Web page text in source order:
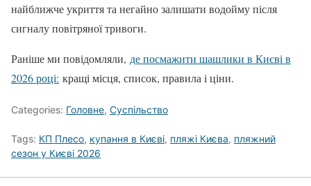
найближче укриття та негайно залишати водойму після
сигналу повітряної тривоги.
Раніше ми повідомляли, де посмажити шашлики в Києві в
2026 році: кращі місця, список, правила і ціни.
Categories: Головне, Суспільство
Tags: КП Плесо, купання в Києві, пляжі Києва, пляжний
сезон у Києві 2026